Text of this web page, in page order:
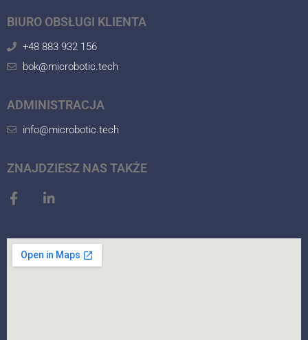
BIURO OBSŁUGI KLIENTA
+48 883 932 156
bok@microbotic.tech
ADMINISTRACJA
info@microbotic.tech
ZNAJDZIESZ NAS TAKŻE